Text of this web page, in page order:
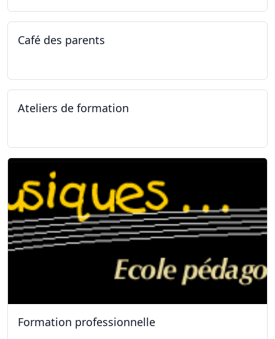
Café des parents
Ateliers de formation
Formation professionnelle